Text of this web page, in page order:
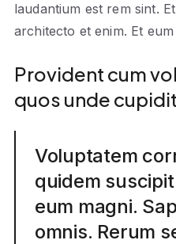
laudantium est rem sint.
architecto et enim. Et
Provident cum
quos unde
Voluptatem
quidem
eum magni.
omnis. Rerum